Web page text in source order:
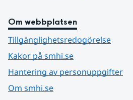
Om webbplatsen
Tillgänglighetsredogörelse
Kakor på smhi.se
Hantering av personuppgifter
Om smhi.se